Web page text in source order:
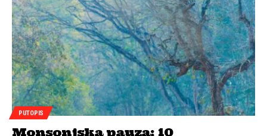
PUTOPIS
Monsonjska pauza: 10